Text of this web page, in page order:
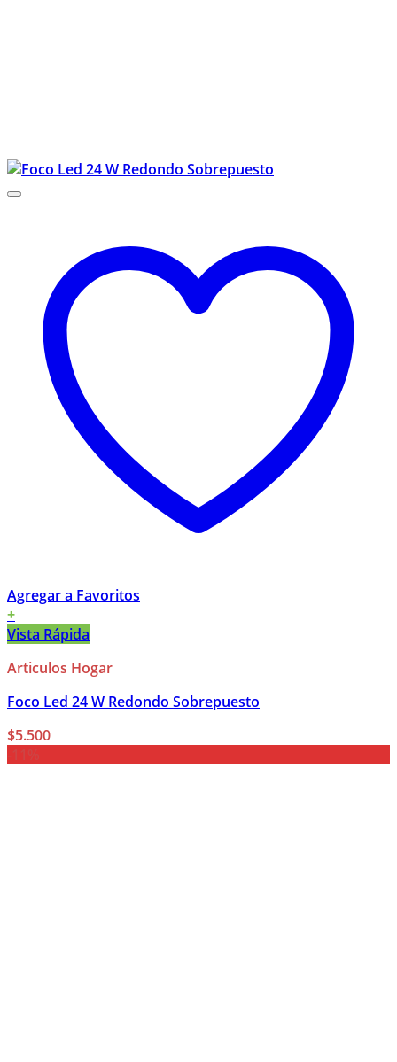
Agregar a Favoritos
+
Vista Rápida
Articulos Hogar
Foco Led 24 W Redondo Sobrepuesto
$5.500